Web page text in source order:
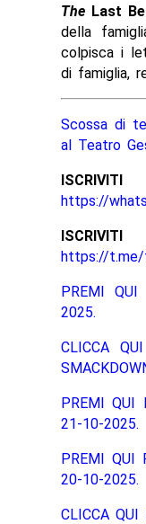
The Last
della
colpisca i
di famiglia,
Scossa di
al Teatro
https://
https://
PREMI QUI
2025.
CLICCA
PREMI QUI
21-10-2025.
PREMI QUI
20-10-2025.
CLICCA